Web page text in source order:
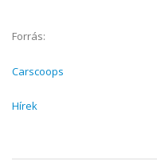
Forrás:
Carscoops
Hírek